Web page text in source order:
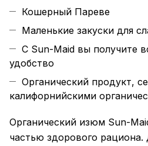
Кошерный Пареве
Маленькие закуски для
С Sun-Maid вы получите
удобство
Органический продукт,
калифорнийскими
Органический изюм Sun-
частью здорового рациона.